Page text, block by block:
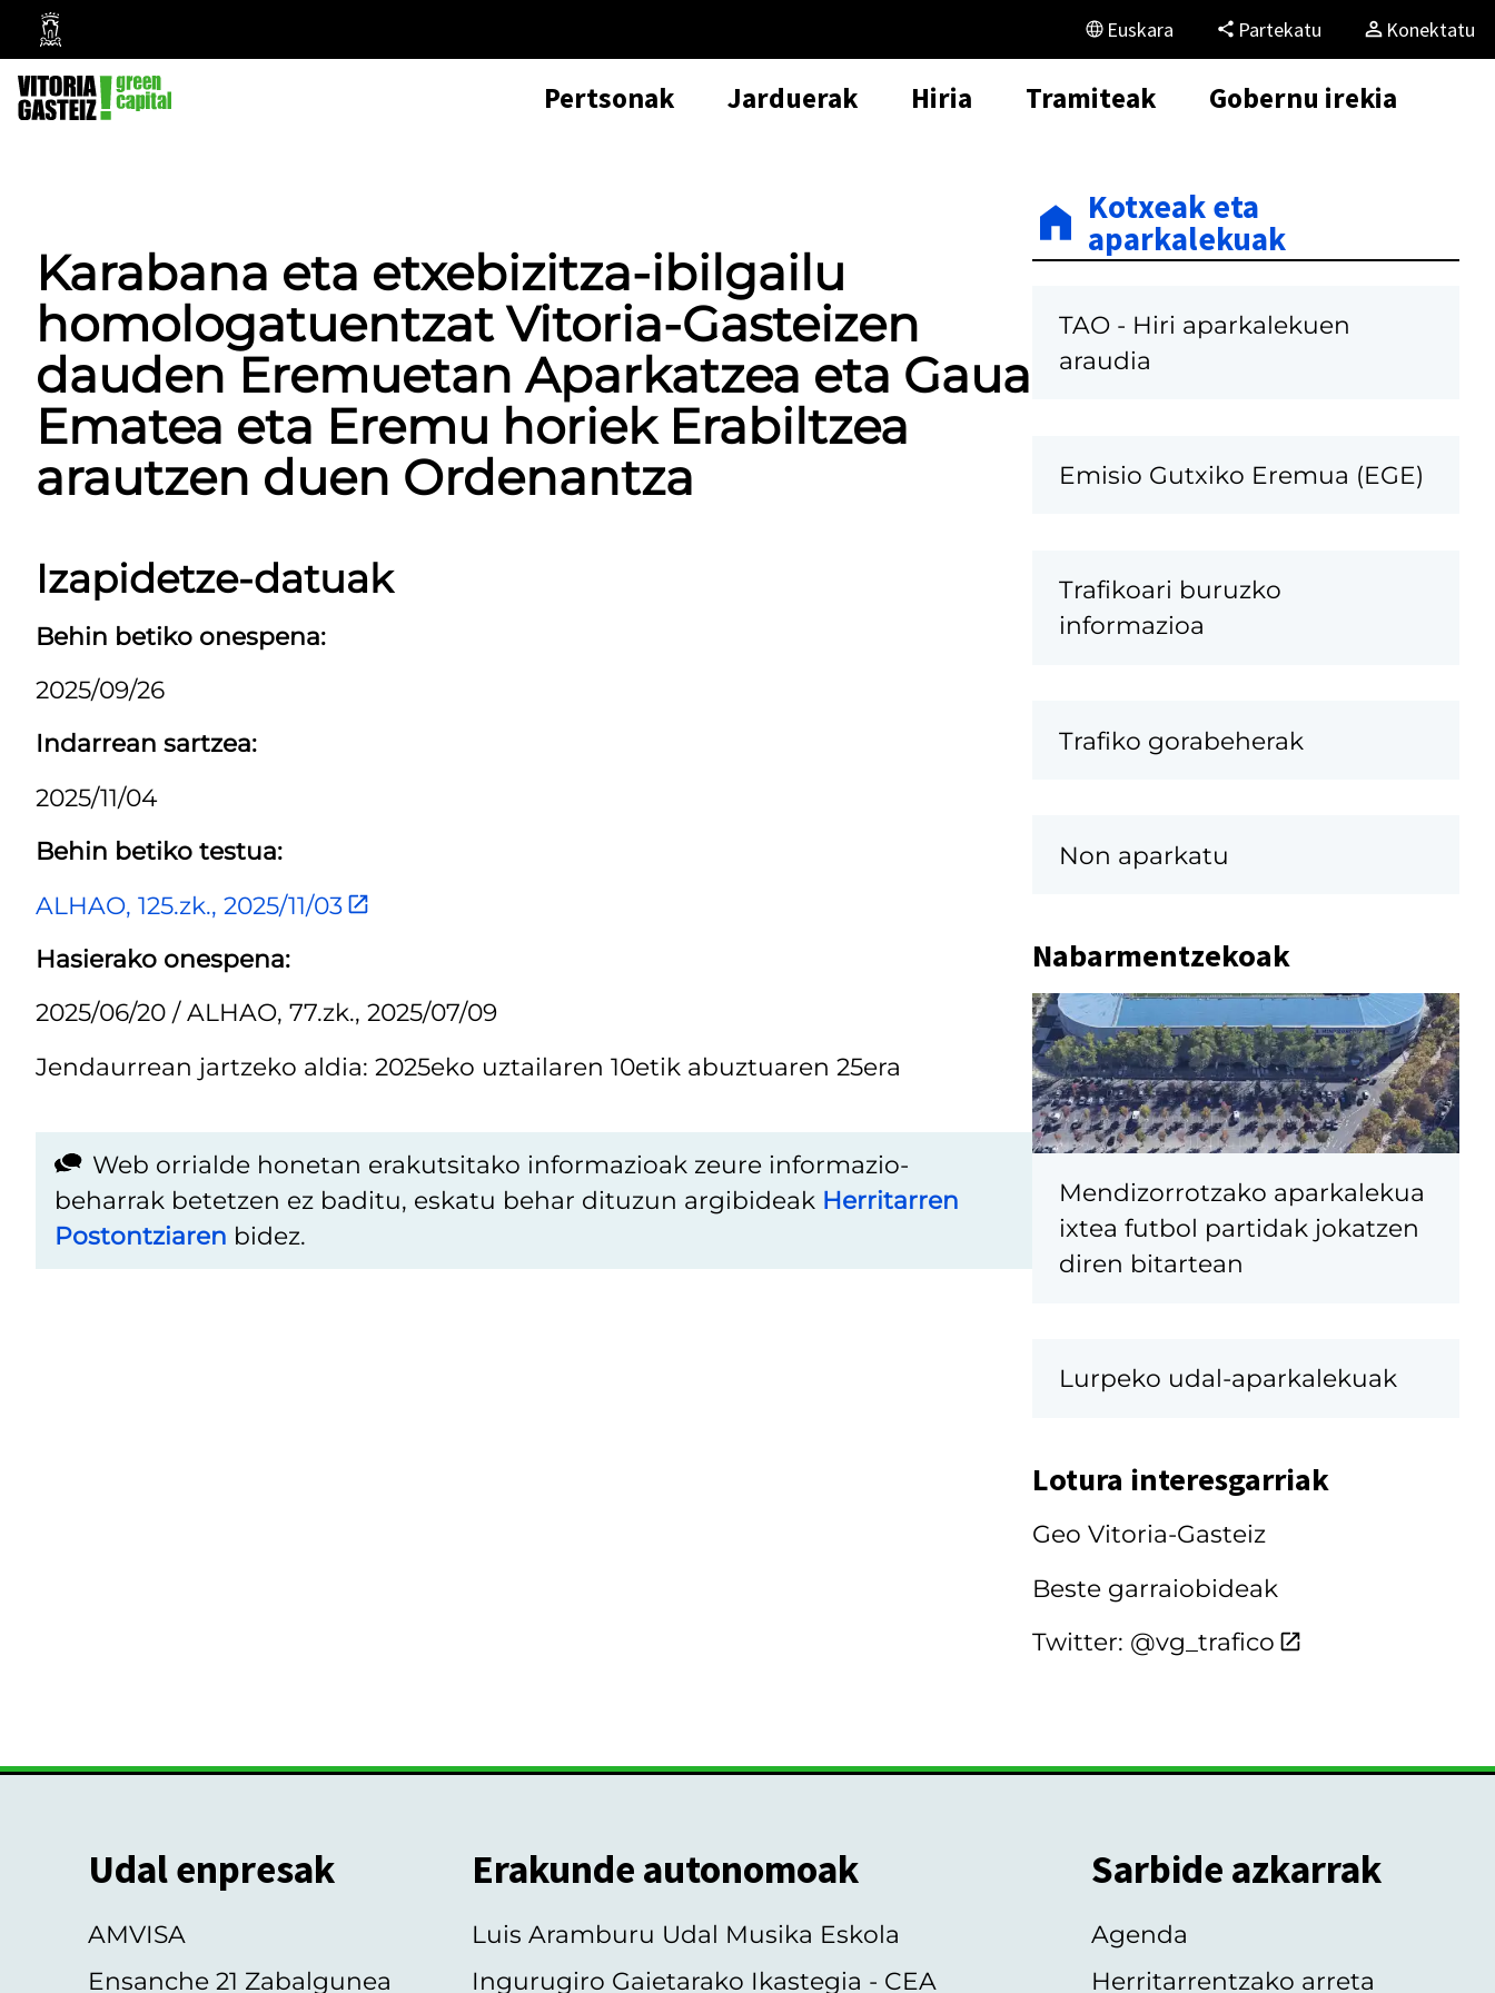
Vitoria-
Gasteizko
Udala
Euskara Partekatu Konektatu
Pertsonak Jarduerak Hiria Tramiteak Gobernu irekia
Karabana eta etxebizitza-ibilgailu
homologatuentzat Vitoria-Gasteizen
dauden Eremuetan Aparkatzea eta Gaua
Ematea eta Eremu horiek Erabiltzea
arautzen duen Ordenantza
Izapidetze-datuak
Behin betiko onespena:
2025/09/26
Indarrean sartzea:
2025/11/04
Behin betiko testua:
ALHAO, 125.zk., 2025/11/03
Hasierako onespena:
2025/06/20 / ALHAO, 77.zk., 2025/07/09
Jendaurrean jartzeko aldia: 2025eko uztailaren 10etik abuztuaren 25era
Web orrialde honetan erakutsitako informazioak zeure informazio-
beharrak betetzen ez baditu, eskatu behar dituzun argibideak Herritarren
Postontziaren bidez.
Kotxeak eta
aparkalekuak
TAO - Hiri aparkalekuen
araudia
Emisio Gutxiko Eremua (EGE)
Trafikoari buruzko
informazioa
Trafiko gorabeherak
Non aparkatu
Nabarmentzekoak
Mendizorrotzako aparkalekua
ixtea futbol partidak jokatzen
diren bitartean
Lurpeko udal-aparkalekuak
Lotura interesgarriak
Geo Vitoria-Gasteiz
Beste garraiobideak
Twitter: @vg_trafico
Udal enpresak
AMVISA
Ensanche 21 Zabalgunea
Erakunde autonomoak
Luis Aramburu Udal Musika Eskola
Ingurugiro Gaietarako Ikastegia - CEA
Sarbide azkarrak
Agenda
Herritarrentzako arreta